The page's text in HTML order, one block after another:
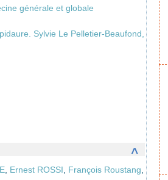
générale et globale
Sylvie Le Pelletier-Beaufond,
^
Ernest ROSSI François Roustang